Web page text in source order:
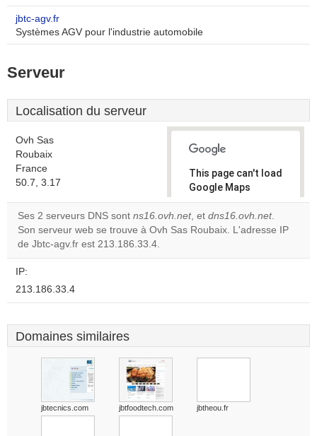
jbtc-agv.fr
Systèmes AGV pour l'industrie automobile
Serveur
Localisation du serveur
Ovh Sas
Roubaix
France
50.7, 3.17
This page can't load
Google Maps
correctly.
Do you
Ses 2 serveurs DNS sont ns16.ovh.net, et dns16.ovh.net.
Son serveur web se trouve à Ovh Sas Roubaix. L'adresse IP
de Jbtc-agv.fr est 213.186.33.4.
IP:
213.186.33.4
Domaines similaires
jbtecnics.com jbtfoodtech.com jbtheou.fr